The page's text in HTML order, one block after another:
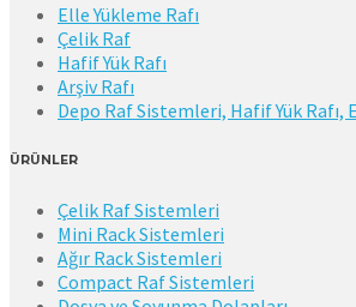
Elle Yükleme Rafı
Çelik Raf
Hafif Yük Rafı
Arşiv Rafı
Depo Raf Sistemleri, Hafif Yük Rafı,
ÜRÜNLER
Çelik Raf Sistemleri
Mini Rack Sistemleri
Ağır Rack Sistemleri
Compact Raf Sistemleri